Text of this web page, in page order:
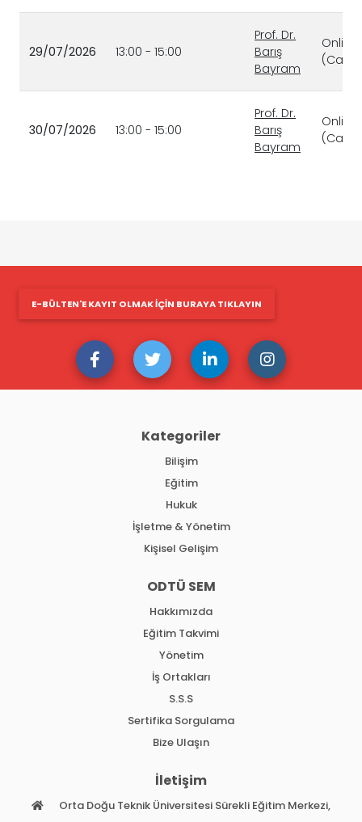
29/07/2026 13:00 - 15:00
Prof. Dr.
Barış
Bayram
Online
(Canlı)
30/07/2026 13:00 - 15:00
Prof. Dr.
Barış
Bayram
Online
(Canlı)
E-BÜLTEN'E KAYIT OLMAK IÇIN BURAYA TIKLAYIN
Kategoriler
Bilişim
Eğitim
Hukuk
İşletme & Yönetim
Kişisel Gelişim
ODTÜ SEM
Hakkımızda
Eğitim Takvimi
Yönetim
İş Ortakları
S.S.S
Sertifika Sorgulama
Bize Ulaşın
İletişim
Orta Doğu Teknik Üniversitesi Sürekli Eğitim Merkezi,